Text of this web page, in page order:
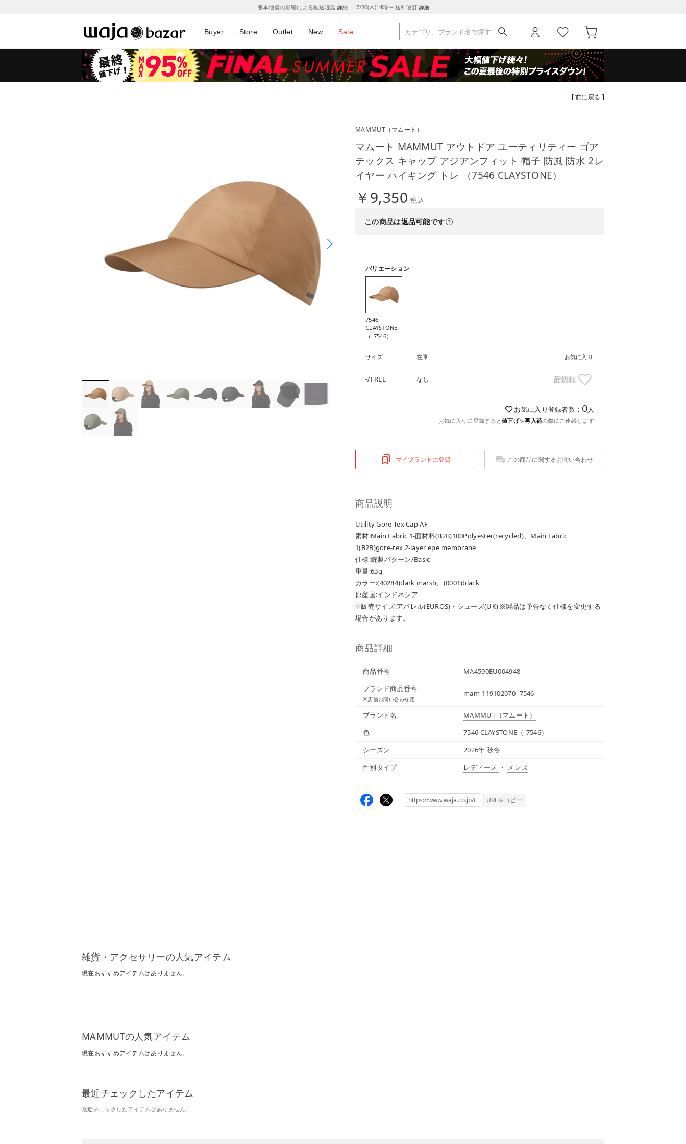
熊本地震の影響による配送遅延 詳細｜ 7/30(木)14時〜 送料改訂 詳細
Buyer Store Outlet New Sale
[ 前に戻る ]
MAMMUT（マムート）
マムート MAMMUT アウトドア ユーティリティー ゴア
テックス キャップ アジアンフィット 帽子 防風 防水 2レ
イヤー ハイキング トレ （7546 CLAYSTONE）
￥9,350 税込
この商品は返品可能です
バリエーション
7546
CLAYSTONE
（-7546）
サイズ 在庫 お気に入り
-/FREE なし 品切れ
お気に入り登録者数： 0人
お気に入りに登録すると値下げや再入荷の際にご連絡します
マイブランドに登録 この商品に関するお問い合わせ
商品説明
Utility Gore-Tex Cap AF
素材:Main Fabric 1-面材料(B2B)100Polyester(recycled)、Main Fabric
1(B2B)gore-tex 2-layer epe membrane
仕様:縫製パターン/Basic
重量:63g
カラー:(40284)dark marsh、(0001)black
原産国:インドネシア
※販売サイズ:アパレル(EUROS)・シューズ(UK) ※製品は予告なく仕様を変更する
場合があります。
商品詳細
商品番号
MA4590EU004948
ブランド商品番号
※店舗お問い合わせ用
mam-119102070 -7546
ブランド名 MAMMUT（マムート）
色
7546 CLAYSTONE（-7546）
シーズン
2026年 秋冬
性別タイプ
レディース ・ メンズ
URLをコピー
雑貨・アクセサリーの人気アイテム
現在おすすめアイテムはありません。
MAMMUTの人気アイテム
現在おすすめアイテムはありません。
最近チェックしたアイテム
最近チェックしたアイテムはありません。